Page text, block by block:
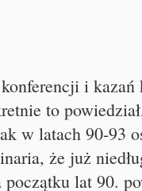
i
to
w latach 90-93
że już
lat 90.